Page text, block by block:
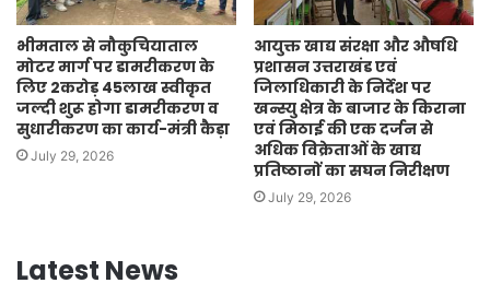
भीमताल से नौकुचियाताल
मोटर मार्ग पर डामरीकरण के
लिए 2करोड़ 45लाख स्वीकृत
जल्दी शुरू होगा डामरीकरण व
सुधारीकरण का कार्य-मंत्री कैड़ा
July 29, 2026
आयुक्त खाद्य संरक्षा और औषधि
प्रशासन उत्तराखंड एवं
जिलाधिकारी के निर्देश पर
खन्स्यु क्षेत्र के बाजार के किराना
एवं मिठाई की एक दर्जन से
अधिक विक्रेताओं के खाद्य
प्रतिष्ठानों का सघन निरीक्षण
July 29, 2026
Latest News